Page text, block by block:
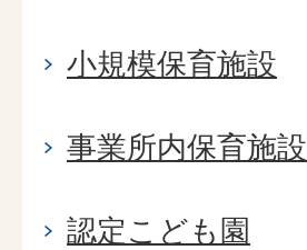
小規模保育施設
事業所内保育施設
認定こども園